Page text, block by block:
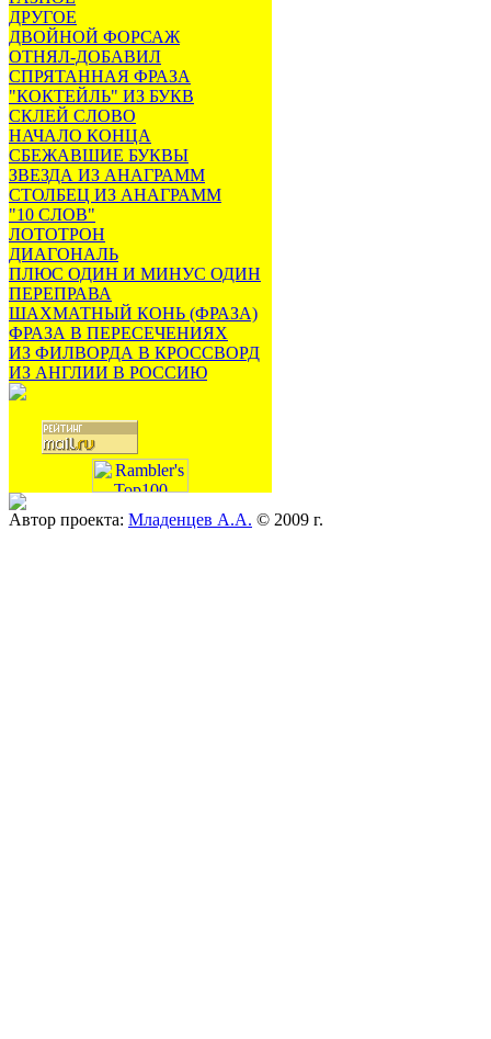
ДРУГОЕ
ДВОЙНОЙ ФОРСАЖ
ОТНЯЛ-ДОБАВИЛ
СПРЯТАННАЯ ФРАЗА
"КОКТЕЙЛЬ" ИЗ БУКВ
СКЛЕЙ СЛОВО
НАЧАЛО КОНЦА
СБЕЖАВШИЕ БУКВЫ
ЗВЕЗДА ИЗ АНАГРАММ
СТОЛБЕЦ ИЗ АНАГРАММ
"10 СЛОВ"
ЛОТОТРОН
ДИАГОНАЛЬ
ПЛЮС ОДИН И МИНУС ОДИН
ПЕРЕПРАВА
ШАХМАТНЫЙ КОНЬ (ФРАЗА)
ФРАЗА В ПЕРЕСЕЧЕНИЯХ
ИЗ ФИЛВОРДА В КРОССВОРД
ИЗ АНГЛИИ В РОССИЮ
Автор проекта: Младенцев А.А. © 2009 г.